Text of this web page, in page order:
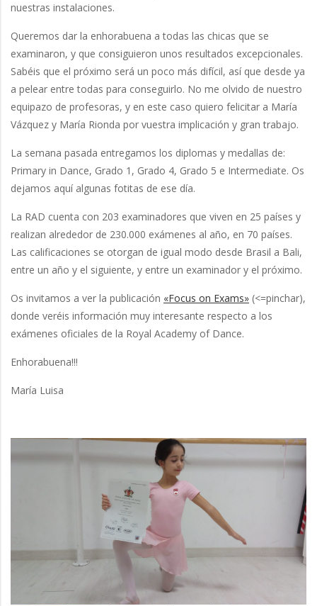
nuestras instalaciones.
Queremos dar la enhorabuena a todas las chicas que se
examinaron, y que consiguieron unos resultados excepcionales.
Sabéis que el próximo será un poco más difícil, así que desde ya
a pelear entre todas para conseguirlo. No me olvido de nuestro
equipazo de profesoras, y en este caso quiero felicitar a María
Vázquez y María Rionda por vuestra implicación y gran trabajo.
La semana pasada entregamos los diplomas y medallas de:
Primary in Dance, Grado 1, Grado 4, Grado 5 e Intermediate. Os
dejamos aquí algunas fotitas de ese día.
La RAD cuenta con 203 examinadores que viven en 25 países y
realizan alrededor de 230.000 exámenes al año, en 70 países.
Las calificaciones se otorgan de igual modo desde Brasil a Bali,
entre un año y el siguiente, y entre un examinador y el próximo.
Os invitamos a ver la publicación «Focus on Exams» (<=pinchar),
donde veréis información muy interesante respecto a los
exámenes oficiales de la Royal Academy of Dance.
Enhorabuena!!!
María Luisa